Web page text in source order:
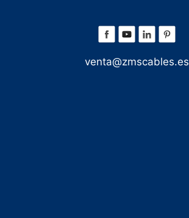
venta@zmscables.es